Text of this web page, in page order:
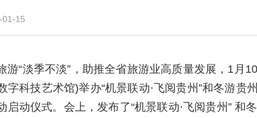
15
游“淡季不淡”，助推全省旅游业高质量发展，1月
字科技艺术馆)举办“机景联动·飞阅贵州”和冬游贵
启动仪式。会上，发布了“机景联动·飞阅贵州” 和